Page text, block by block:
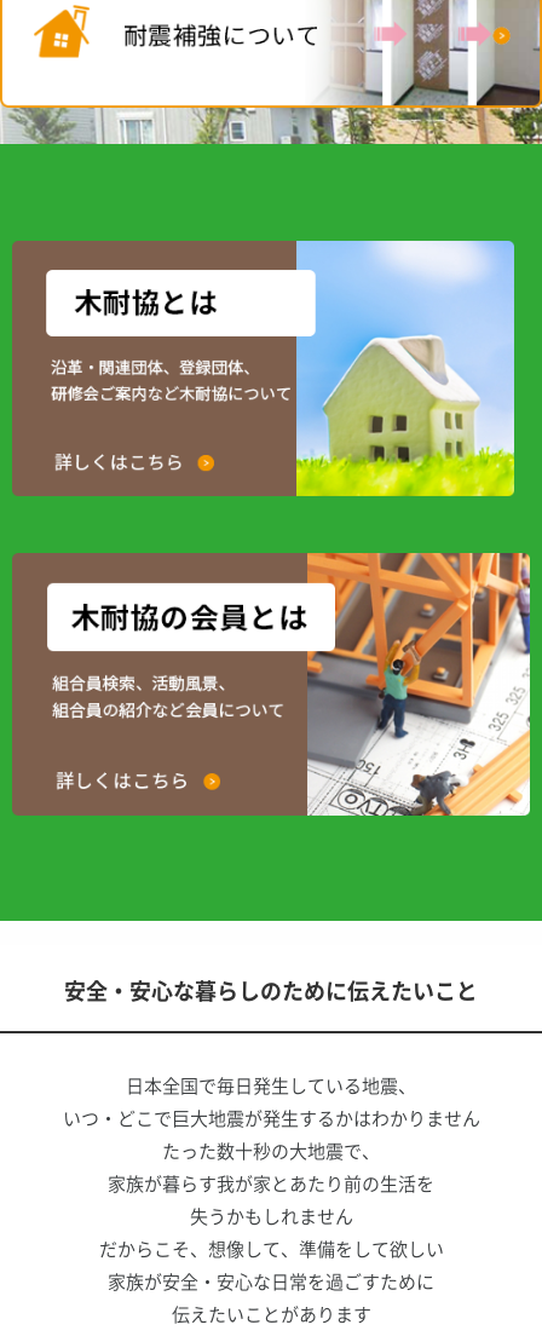
安全・安心な暮らしのために伝えたいこと
日本全国で毎日発生している地震、
いつ・どこで巨大地震が発生するかはわかりません
たった数十秒の大地震で、
家族が暮らす我が家とあたり前の生活を
失うかもしれません
だからこそ、想像して、準備をして欲しい
家族が安全・安心な日常を過ごすために
伝えたいことがあります